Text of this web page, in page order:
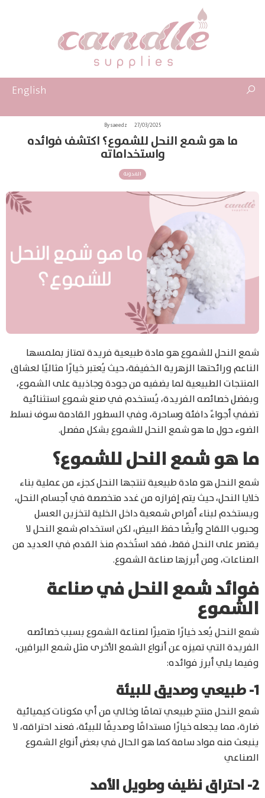
English
27/03/2025
By saeedz
ما هو شمع النحل للشموع؟ اكتشف فوائده
واستخداماته
المدونة
شمع النحل للشموع هو مادة طبيعية فريدة تمتاز بملمسها
الناعم ورائحتها الزهرية الخفيفة، حيث يُعتبر خيارًا مثاليًا لعشاق
المنتجات الطبيعية لما يضفيه من جودة وجاذبية على الشموع،
وبفضل خصائصه الفريدة، يُستخدم في صنع شموع استثنائية
تضفي أجواءً دافئة وساحرة، وفي السطور القادمة سوف نسلط
الضوء حول ما هو شمع النحل للشموع بشكل مفصل.
ما هو شمع النحل للشموع؟
شمع النحل هو مادة طبيعية تنتجها النحل كجزء من عملية بناء
خلايا النحل، حيث يتم إفرازه من غدد متخصصة في أجسام النحل،
ويستخدم لبناء أقراص شمعية داخل الخلية لتخزين العسل
وحبوب اللقاح وأيضًا حفظ البيض، لكن استخدام شمع النحل لا
يقتصر على النحل فقط، فقد استُخدم منذ القدم في العديد من
الصناعات، ومن أبرزها صناعة الشموع.
فوائد شمع النحل في صناعة
الشموع
شمع النحل يُعد خيارًا متميزًا لصناعة الشموع بسبب خصائصه
الفريدة التي تميزه عن أنواع الشمع الأخرى مثل شمع البرافين،
وفيما يلي أبرز فوائده:
1- طبيعي وصديق للبيئة
شمع النحل منتج طبيعي تمامًا وخالي من أي مكونات كيميائية
ضارة، مما يجعله خيارًا مستدامًا وصديقًا للبيئة، فعند احتراقه، لا
ينبعث منه مواد سامة كما هو الحال في بعض أنواع الشموع
الصناعي
2- احتراق نظيف وطويل الأمد